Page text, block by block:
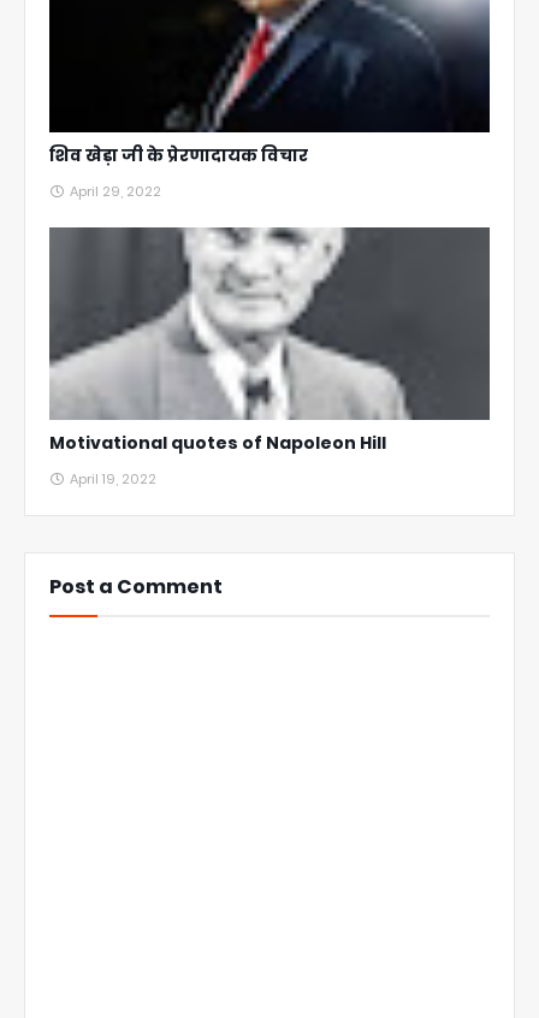
शिव खेड़ा जी के प्रेरणादायक विचार
April 29, 2022
Motivational quotes of Napoleon Hill
April 19, 2022
Post a Comment